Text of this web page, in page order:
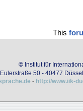
This
© Institut für
Eulerstraße 50 - 40477
- http://www.iik-